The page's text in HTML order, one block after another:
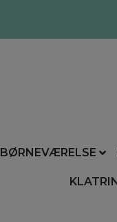
BØRNEVÆRELSE